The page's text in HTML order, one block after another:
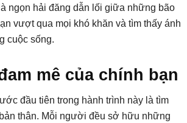
ngọn hải đăng dẫn lối giữa những bão
vượt qua mọi khó khăn và tìm thấy ánh
cuộc sống.
mê của chính bạn
đầu tiên trong hành trình này là tìm
thân. Mỗi người đều sở hữu những